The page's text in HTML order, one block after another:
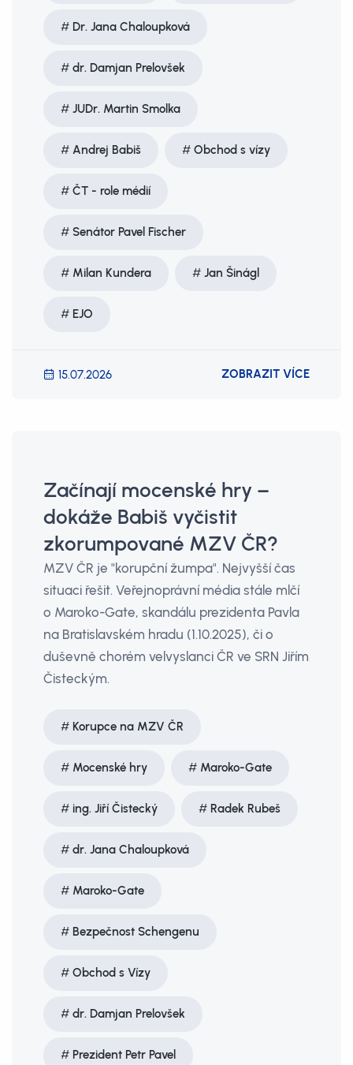
Dr. Jana Chaloupková
dr. Damjan Prelovšek
JUDr. Martin Smolka
Andrej Babiš Obchod s vízy
ČT - role médií
Senátor Pavel Fischer
Milan Kundera Jan Šinágl
EJO
15.07.2026 ZOBRAZIT VÍCE
Začínají mocenské hry –
dokáže Babiš vyčistit
zkorumpované MZV ČR?
MZV ČR je "korupční žumpa". Nejvyšší čas
situaci řešit. Veřejnoprávní média stále mlčí
o Maroko-Gate, skandálu prezidenta Pavla
na Bratislavském hradu (1.10.2025), či o
duševně chorém velvyslanci ČR ve SRN Jiřím
Čisteckým.
Korupce na MZV ČR
Mocenské hry Maroko-Gate
ing. Jiří Čistecký Radek Rubeš
dr. Jana Chaloupková
Maroko-Gate
Bezpečnost Schengenu
Obchod s Vízy
dr. Damjan Prelovšek
Prezident Petr Pavel